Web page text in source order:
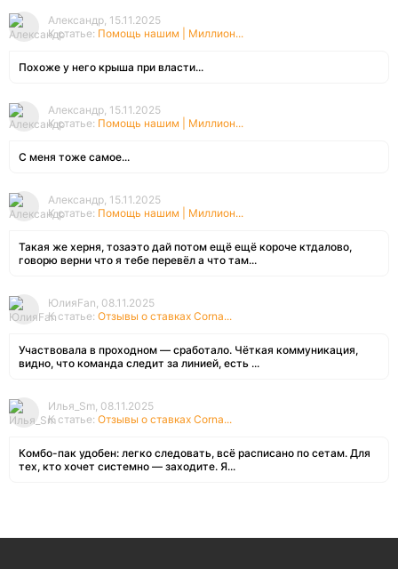
Александр, 15.11.2025
К статье: Помощь нашим | Миллион...
Похоже у него крыша при власти...
Александр, 15.11.2025
К статье: Помощь нашим | Миллион...
С меня тоже самое...
Александр, 15.11.2025
К статье: Помощь нашим | Миллион...
Такая же херня, тозаэто дай потом ещё ещё короче ктдалово,
говорю верни что я тебе перевёл а что там...
ЮлияFan, 08.11.2025
К статье: Отзывы о ставках Corna...
Участвовала в проходном — сработало. Чёткая коммуникация,
видно, что команда следит за линией, есть ...
Илья_Sm, 08.11.2025
К статье: Отзывы о ставках Corna...
Комбо-пак удобен: легко следовать, всё расписано по сетам. Для
тех, кто хочет системно — заходите. Я...